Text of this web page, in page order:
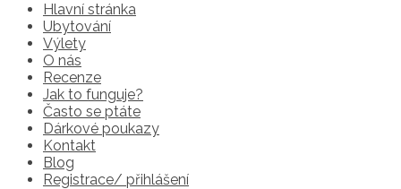
Hlavní stránka
Ubytování
Výlety
O nás
Recenze
Jak to funguje?
Často se ptáte
Dárkové poukazy
Kontakt
Blog
Registrace/ přihlášení